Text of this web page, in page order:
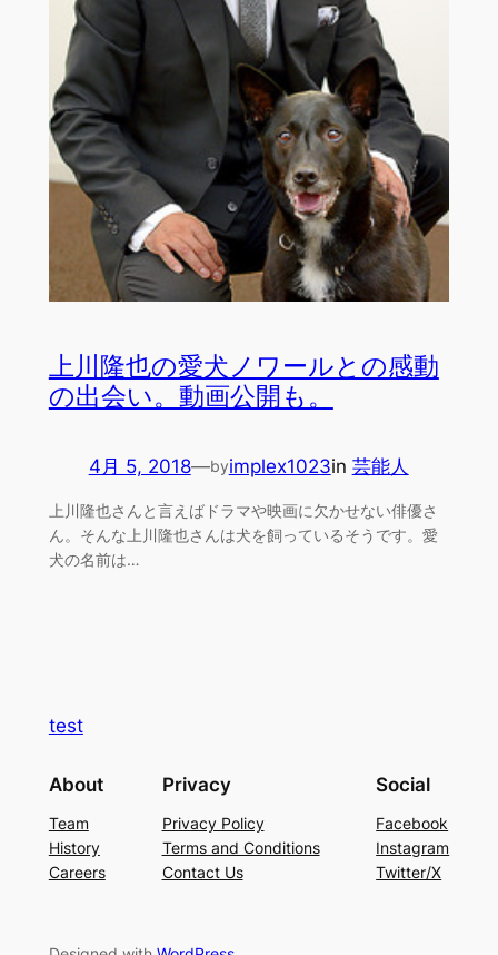
上川隆也の愛犬ノワールとの感動
の出会い。動画公開も。
4月 5, 2018—byimplex1023in 芸能人
上川隆也さんと言えばドラマや映画に欠かせない俳優さ
ん。そんな上川隆也さんは犬を飼っているそうです。愛
犬の名前は…
test
About
Team
History
Careers
Privacy
Privacy Policy
Terms and Conditions
Contact Us
Social
Facebook
Instagram
Twitter/X